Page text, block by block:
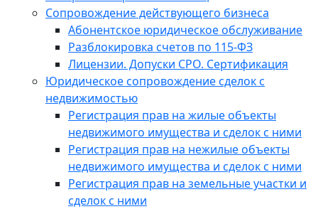
Сопровождение действующего бизнеса
Абонентское юридическое обслуживание
Разблокировка счетов по 115-ФЗ
Лицензии. Допуски СРО. Сертификация
Юридическое сопровождение сделок с
недвижимостью
Регистрация прав на жилые объекты
недвижимого имущества и сделок с ними
Регистрация прав на нежилые объекты
недвижимого имущества и сделок с ними
Регистрация прав на земельные участки и
сделок с ними